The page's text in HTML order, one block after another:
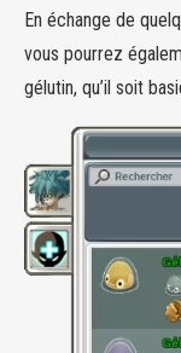
En échange de
vous pourrez
gélutin, qu’il soit